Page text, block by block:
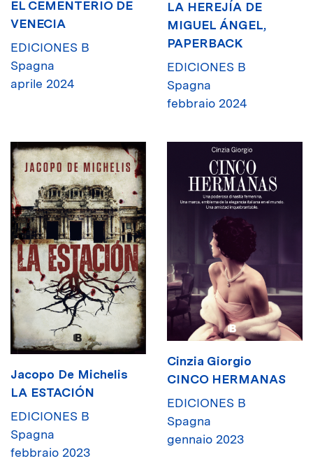
EL CEMENTERIO DE
VENECIA
EDICIONES B
Spagna
aprile 2024
LA HEREJÍA DE
MIGUEL ÁNGEL,
PAPERBACK
EDICIONES B
Spagna
febbraio 2024
Jacopo De Michelis
LA ESTACIÓN
EDICIONES B
Spagna
febbraio 2023
Cinzia Giorgio
CINCO HERMANAS
EDICIONES B
Spagna
gennaio 2023